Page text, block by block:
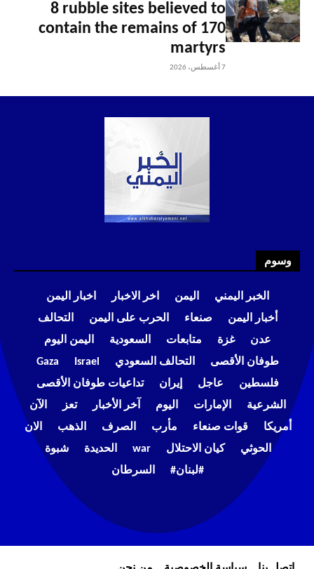
8 rubble sites believed to
contain the remains of 170
martyrs
7 أغسطس، 2026
وسوم
الخبر اليمني اليمن اخر الاخبار
اخبار اليمن
أخبار اليمن
صنعاء الحرب على اليمن
التحالف
عدن
غزة متابعات السعودية
اليمن اليوم
طوفان الأقصى
التحالف السعودي Israel
Gaza
فلسطين
عاجل إيران
تداعيات طوفان الأقصى
الشرعية
الإمارات اليوم آخر الأخبار تعز
الآن
أمريكا
قوات صنعاء مأرب الصرف الذهب
الان
الحوثي
كيان الاحتلال war الحديدة
شبوة
#لبنان#
السرطان